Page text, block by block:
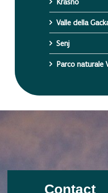
Valle della
Senj
Parco naturale
Contact